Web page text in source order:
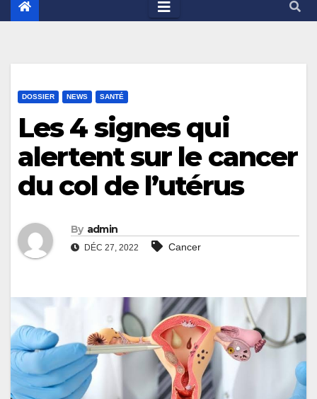
DOSSIER NEWS SANTÉ
Les 4 signes qui
alertent sur le cancer
du col de l’utérus
By admin
DÉC 27, 2022 Cancer